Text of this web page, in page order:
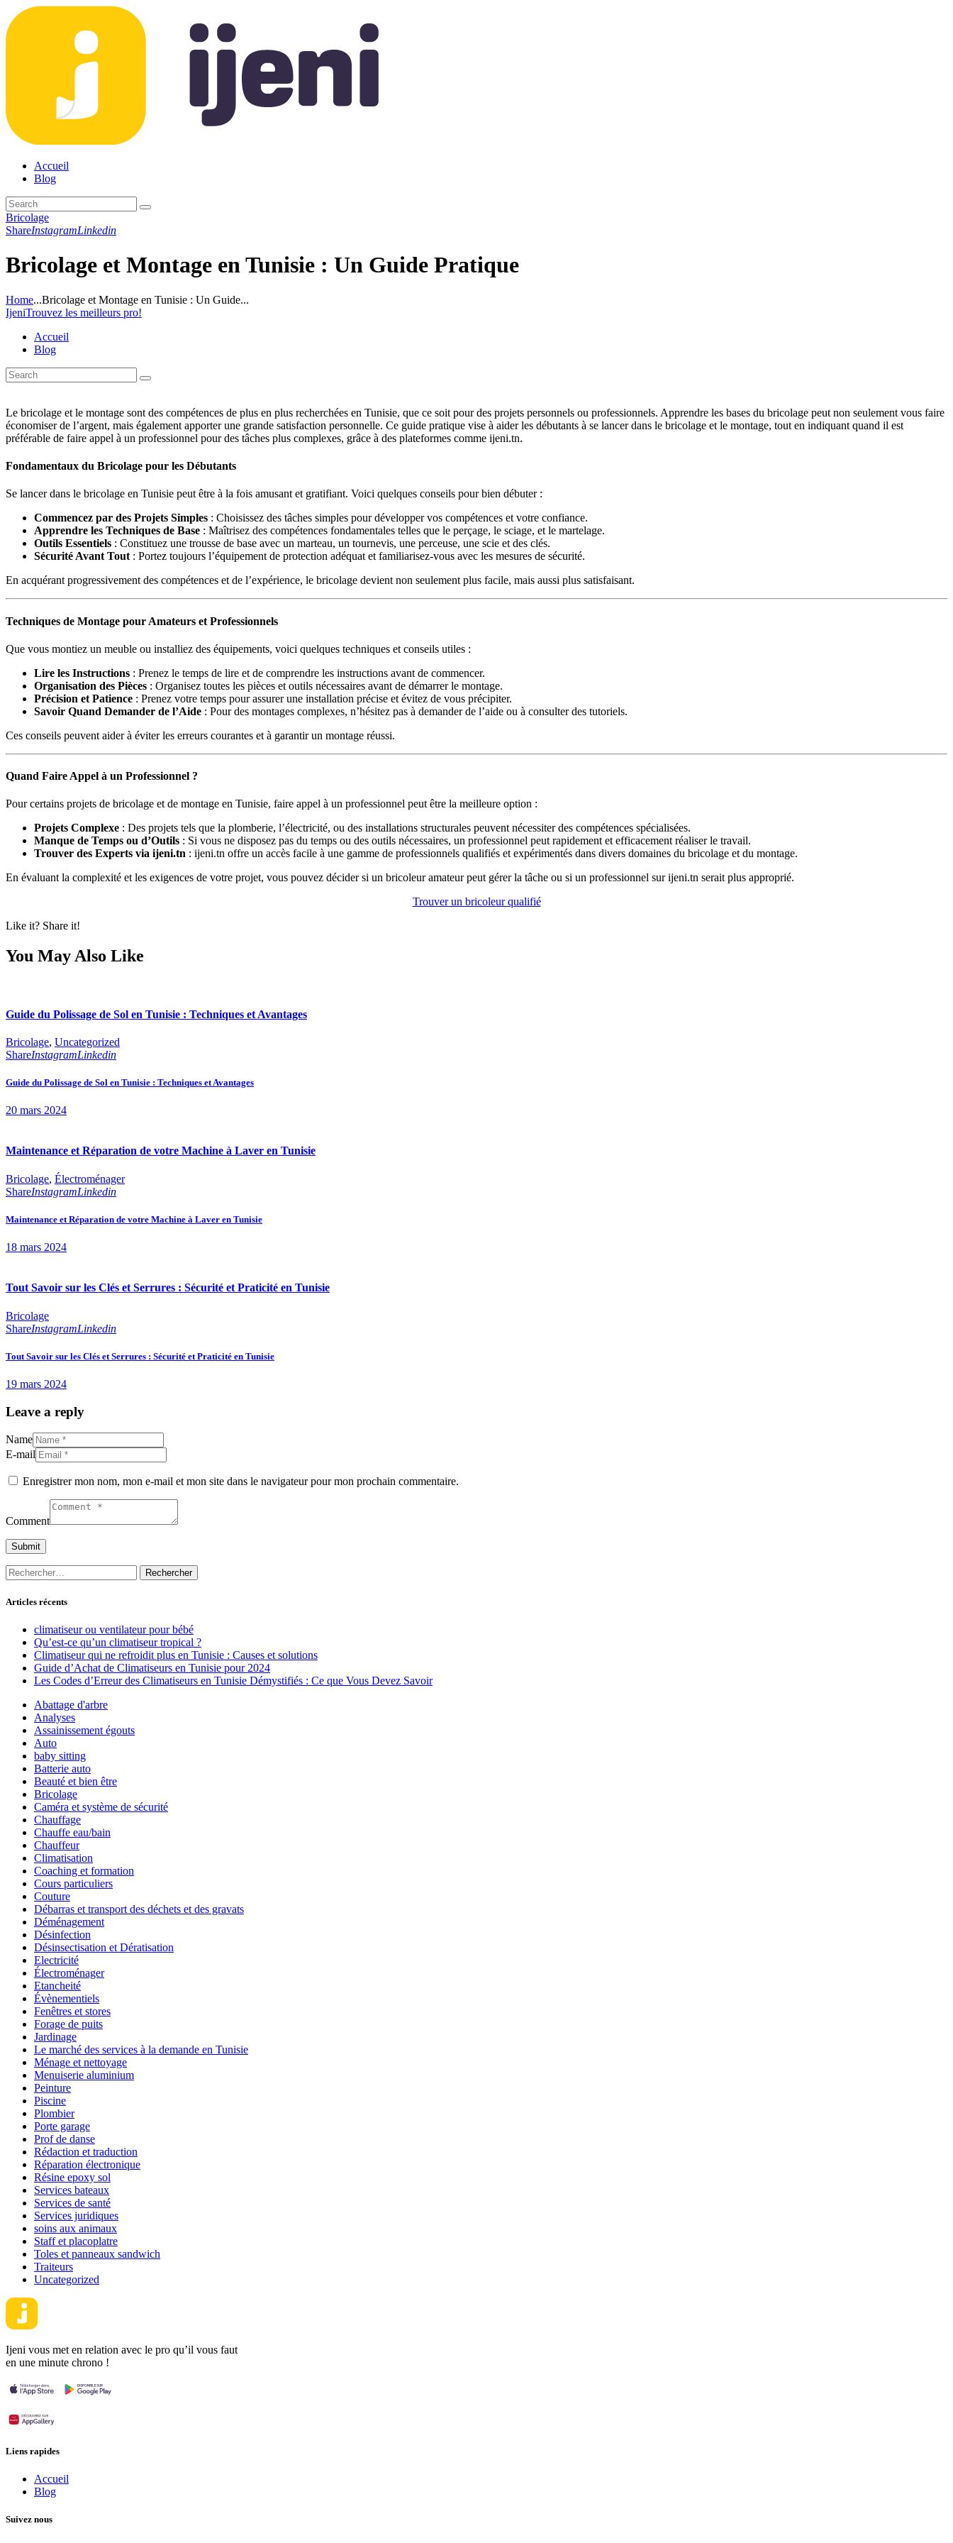
Accueil
Blog
Bricolage
ShareInstagramLinkedin
Bricolage et Montage en Tunisie : Un Guide Pratique
Home...Bricolage et Montage en Tunisie : Un Guide...
IjeniTrouvez les meilleurs pro!
Accueil
Blog
Le bricolage et le montage sont des compétences de plus en plus recherchées en Tunisie, que ce soit pour des projets personnels ou professionnels. Apprendre les bases du bricolage peut non seulement vous faire
économiser de l’argent, mais également apporter une grande satisfaction personnelle. Ce guide pratique vise à aider les débutants à se lancer dans le bricolage et le montage, tout en indiquant quand il est
préférable de faire appel à un professionnel pour des tâches plus complexes, grâce à des plateformes comme ijeni.tn.
Fondamentaux du Bricolage pour les Débutants
Se lancer dans le bricolage en Tunisie peut être à la fois amusant et gratifiant. Voici quelques conseils pour bien débuter :
Commencez par des Projets Simples : Choisissez des tâches simples pour développer vos compétences et votre confiance.
Apprendre les Techniques de Base : Maîtrisez des compétences fondamentales telles que le perçage, le sciage, et le martelage.
Outils Essentiels : Constituez une trousse de base avec un marteau, un tournevis, une perceuse, une scie et des clés.
Sécurité Avant Tout: Portez toujours l’équipement de protection adéquat et familiarisez-vous avec les mesures de sécurité.
En acquérant progressivement des compétences et de l’expérience, le bricolage devient non seulement plus facile, mais aussi plus satisfaisant.
Techniques de Montage pour Amateurs et Professionnels
Que vous montiez un meuble ou installiez des équipements, voici quelques techniques et conseils utiles :
Lire les Instructions : Prenez le temps de lire et de comprendre les instructions avant de commencer.
Organisation des Pièces : Organisez toutes les pièces et outils nécessaires avant de démarrer le montage.
Précision et Patience : Prenez votre temps pour assurer une installation précise et évitez de vous précipiter.
Savoir Quand Demander de l’Aide : Pour des montages complexes, n’hésitez pas à demander de l’aide ou à consulter des tutoriels.
Ces conseils peuvent aider à éviter les erreurs courantes et à garantir un montage réussi.
Quand Faire Appel à un Professionnel ?
Pour certains projets de bricolage et de montage en Tunisie, faire appel à un professionnel peut être la meilleure option :
Projets Complexe : Des projets tels que la plomberie, l’électricité, ou des installations structurales peuvent nécessiter des compétences spécialisées.
Manque de Temps ou d’Outils : Si vous ne disposez pas du temps ou des outils nécessaires, un professionnel peut rapidement et efficacement réaliser le travail.
Trouver des Experts via ijeni.tn : ijeni.tn offre un accès facile à une gamme de professionnels qualifiés et expérimentés dans divers domaines du bricolage et du montage.
En évaluant la complexité et les exigences de votre projet, vous pouvez décider si un bricoleur amateur peut gérer la tâche ou si un professionnel sur ijeni.tn serait plus approprié.
Trouver un bricoleur qualifié
Like it? Share it!
You May Also Like
Guide du Polissage de Sol en Tunisie : Techniques et Avantages
Bricolage, Uncategorized
ShareInstagramLinkedin
Guide du Polissage de Sol en Tunisie : Techniques et Avantages
20 mars 2024
Maintenance et Réparation de votre Machine à Laver en Tunisie
Bricolage, Électroménager
ShareInstagramLinkedin
Maintenance et Réparation de votre Machine à Laver en Tunisie
18 mars 2024
Tout Savoir sur les Clés et Serrures : Sécurité et Praticité en Tunisie
Bricolage
ShareInstagramLinkedin
Tout Savoir sur les Clés et Serrures : Sécurité et Praticité en Tunisie
19 mars 2024
Leave a reply
Name
E-mail
Enregistrer mon nom, mon e-mail et mon site dans le navigateur pour mon prochain commentaire.
Comment
Rechercher :
Articles récents
climatiseur ou ventilateur pour bébé
Qu’est-ce qu’un climatiseur tropical ?
Climatiseur qui ne refroidit plus en Tunisie : Causes et solutions
Guide d’Achat de Climatiseurs en Tunisie pour 2024
Les Codes d’Erreur des Climatiseurs en Tunisie Démystifiés : Ce que Vous Devez Savoir
Abattage d'arbre
Analyses
Assainissement égouts
Auto
baby sitting
Batterie auto
Beauté et bien être
Bricolage
Caméra et système de sécurité
Chauffage
Chauffe eau/bain
Chauffeur
Climatisation
Coaching et formation
Cours particuliers
Couture
Débarras et transport des déchets et des gravats
Déménagement
Désinfection
Désinsectisation et Dératisation
Electricité
Électroménager
Etancheité
Évènementiels
Fenêtres et stores
Forage de puits
Jardinage
Le marché des services à la demande en Tunisie
Ménage et nettoyage
Menuiserie aluminium
Peinture
Piscine
Plombier
Porte garage
Prof de danse
Rédaction et traduction
Réparation électronique
Résine epoxy sol
Services bateaux
Services de santé
Services juridiques
soins aux animaux
Staff et placoplatre
Toles et panneaux sandwich
Traiteurs
Uncategorized
Ijeni vous met en relation avec le pro qu’il vous faut
en une minute chrono !
Liens rapides
Accueil
Blog
Suivez nous